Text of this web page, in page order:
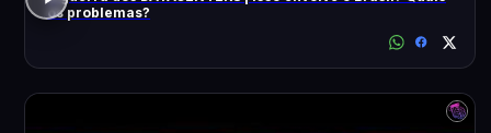
os problemas?